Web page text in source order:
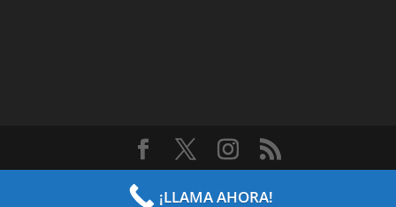
WordPress
¡LLAMA AHORA!